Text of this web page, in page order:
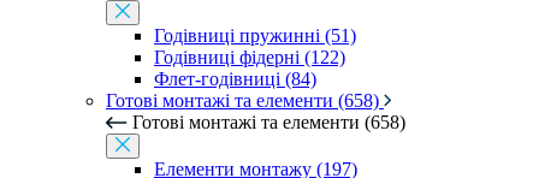
Годівниці пружинні (51)
Годівниці фідерні (122)
Флет-годівниці (84)
Готові монтажі та елементи (658)
Готові монтажі та елементи (658)
Елементи монтажу (197)